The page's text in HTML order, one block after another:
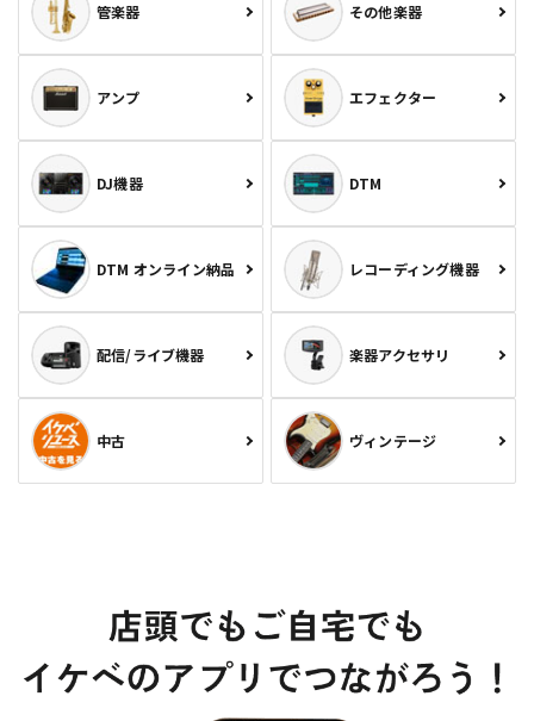
管楽器 その他楽器
アンプ エフェクター
DJ機器 DTM
DTM オンライン納品 レコーディング機器
配信/ライブ機器 楽器アクセサリ
中古 ヴィンテージ